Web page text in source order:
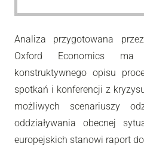
Analiza przygotowana
Oxford Economics
konstruktywnego opisu
spotkań i konferencji z
możliwych scenariuszy
oddziaływania obecnej
europejskich stanowi raport